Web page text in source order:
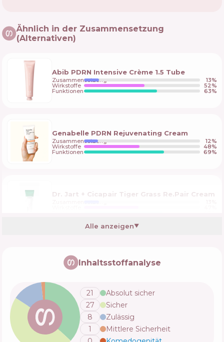
Ähnlich in der Zusammensetzung
(Alternativen)
Abib PDRN Intensive Crème 1.5 Tube
Zusammensetzung 13%
Wirkstoffe 52%
Funktionen 63%
Genabelle PDRN Rejuvenating Cream
Zusammensetzung 12%
Wirkstoffe 48%
Funktionen 69%
Dr. Jart + Cicapair Tiger Grass Re.Pair Cream
Medi Peel Cell Tox Dermajou Cream
Zusammensetzung
Wirkstoffe
Some By Mi Retinol Bakuchiol Dual Cream
Zusammensetzung
Wirkstoffe
Funktionen
Alle anzeigen▼
Inhaltsstoffanalyse
21
Absolut sicher
27
Sicher
8
Zulässig
1
Mittlere Sicherheit